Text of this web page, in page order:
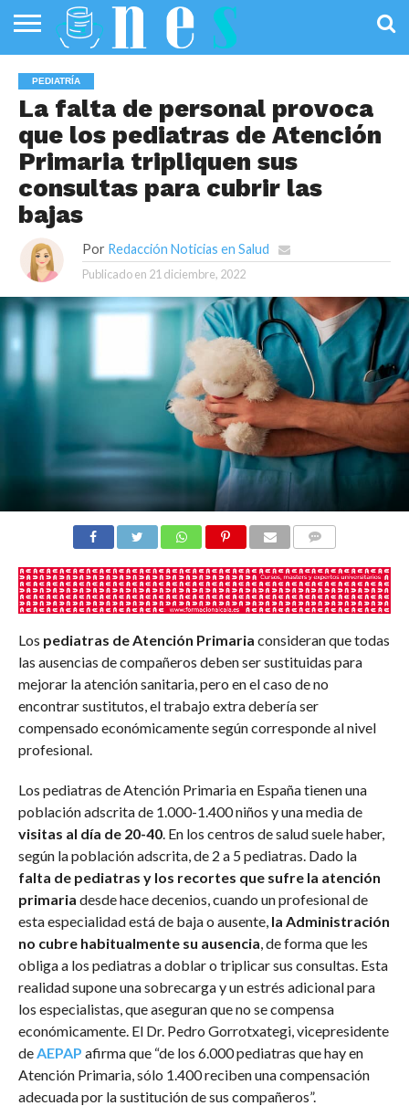
PÚBLICA
SANIDAD
INVESTIGACIÓN
ENTREVISTAS
PROFESIONALES
DE LA SALUD
INFOGRAFÍAS
DE SALUD
OPINIÓN
PEDIATRÍA
La falta de personal provoca
que los pediatras de Atención
Primaria tripliquen sus
consultas para cubrir las
bajas
Por Redacción Noticias en Salud
Publicado en 21 diciembre, 2022
Los pediatras de Atención Primaria consideran que todas
las ausencias de compañeros deben ser sustituidas para
mejorar la atención sanitaria, pero en el caso de no
encontrar sustitutos, el trabajo extra debería ser
compensado económicamente según corresponde al nivel
profesional.
Los pediatras de Atención Primaria en España tienen una
población adscrita de 1.000-1.400 niños y una media de
visitas al día de 20-40. En los centros de salud suele haber,
según la población adscrita, de 2 a 5 pediatras. Dado la
falta de pediatras y los recortes que sufre la atención
primaria desde hace decenios, cuando un profesional de
esta especialidad está de baja o ausente, la Administración
no cubre habitualmente su ausencia , de forma que les
obliga a los pediatras a doblar o triplicar sus consultas. Esta
realidad supone una sobrecarga y un estrés adicional para
los especialistas, que aseguran que no se compensa
económicamente. El Dr. Pedro Gorrotxategi, vicepresidente
de AEPAP afirma que “de los 6.000 pediatras que hay en
Atención Primaria, sólo 1.400 reciben una compensación
adecuada por la sustitución de sus compañeros”.